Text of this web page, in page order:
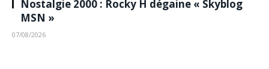
Nostalgie 2000 : Rocky H dégaine « Skyblog
MSN »
07/08/2026